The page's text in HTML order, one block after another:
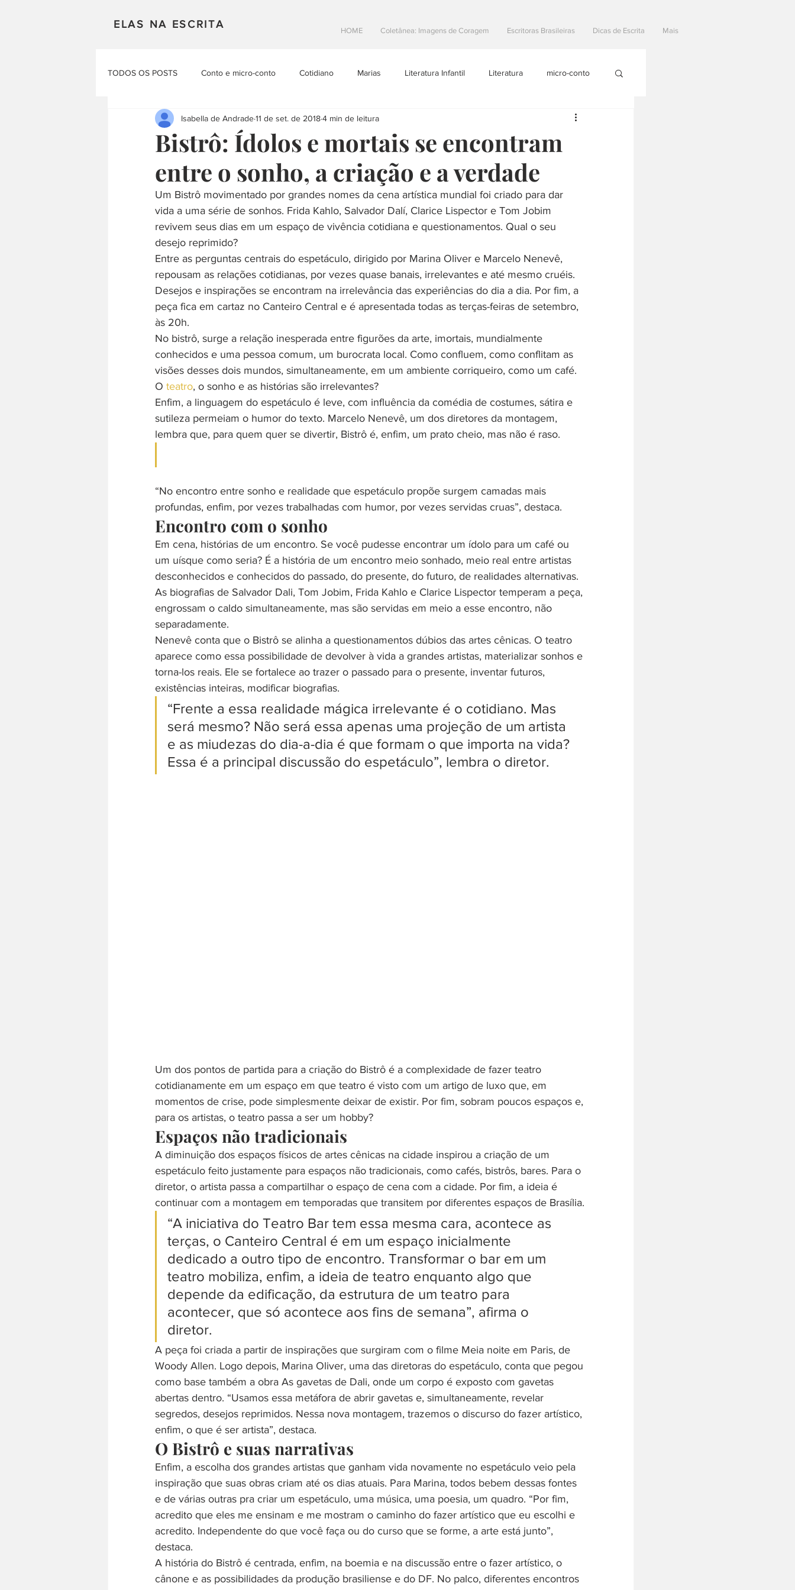
ELAS NA ESCRITA
HOME Coletânea: Imagens de Coragem Escritoras Brasileiras Dicas de Escrita Mais
TODOS OS POSTS Conto e micro-conto Cotidiano Marias Literatura Infantil Literatura micro-conto
Mulheres em Cena Poesia Projetos Literarios Escritoras Brasileiras
Materias Literarias Produçao Autoral Resenhas teatro Na Estrada
Bistrô: Ídolos e mortais se encontram
entre o sonho, a criação e a verdade
Isabella de Andrade11 de set. de 20184 min de leitura
Um Bistrô movimentado por grandes nomes da cena artística mundial foi criado para dar
vida a uma série de sonhos. Frida Kahlo, Salvador Dalí, Clarice Lispector e Tom Jobim
revivem seus dias em um espaço de vivência cotidiana e questionamentos. Qual o seu
desejo reprimido?
Entre as perguntas centrais do espetáculo, dirigido por Marina Oliver e Marcelo Nenevê,
repousam as relações cotidianas, por vezes quase banais, irrelevantes e até mesmo cruéis.
Desejos e inspirações se encontram na irrelevância das experiências do dia a dia. Por fim, a
peça fica em cartaz no Canteiro Central e é apresentada todas as terças-feiras de setembro,
às 20h.
No bistrô, surge a relação inesperada entre figurões da arte, imortais, mundialmente
conhecidos e uma pessoa comum, um burocrata local. Como confluem, como conflitam as
visões desses dois mundos, simultaneamente, em um ambiente corriqueiro, como um café.
O teatro, o sonho e as histórias são irrelevantes?
Enfim, a linguagem do espetáculo é leve, com influência da comédia de costumes, sátira e
sutileza permeiam o humor do texto. Marcelo Nenevê, um dos diretores da montagem,
lembra que, para quem quer se divertir, Bistrô é, enfim, um prato cheio, mas não é raso.
“No encontro entre sonho e realidade que espetáculo propõe surgem camadas mais
profundas, enfim, por vezes trabalhadas com humor, por vezes servidas cruas”, destaca.
Encontro com o sonho
Em cena, histórias de um encontro. Se você pudesse encontrar um ídolo para um café ou
um uísque como seria? É a história de um encontro meio sonhado, meio real entre artistas
desconhecidos e conhecidos do passado, do presente, do futuro, de realidades alternativas.
As biografias de Salvador Dali, Tom Jobim, Frida Kahlo e Clarice Lispector temperam a peça,
engrossam o caldo simultaneamente, mas são servidas em meio a esse encontro, não
separadamente.
Nenevê conta que o Bistrô se alinha a questionamentos dúbios das artes cênicas. O teatro
aparece como essa possibilidade de devolver à vida a grandes artistas, materializar sonhos e
torna-los reais. Ele se fortalece ao trazer o passado para o presente, inventar futuros,
existências inteiras, modificar biografias.
“Frente a essa realidade mágica irrelevante é o cotidiano. Mas
será mesmo? Não será essa apenas uma projeção de um artista
e as miudezas do dia-a-dia é que formam o que importa na vida?
Essa é a principal discussão do espetáculo”, lembra o diretor.
Um dos pontos de partida para a criação do Bistrô é a complexidade de fazer teatro
cotidianamente em um espaço em que teatro é visto com um artigo de luxo que, em
momentos de crise, pode simplesmente deixar de existir. Por fim, sobram poucos espaços e,
para os artistas, o teatro passa a ser um hobby?
Espaços não tradicionais
A diminuição dos espaços físicos de artes cênicas na cidade inspirou a criação de um
espetáculo feito justamente para espaços não tradicionais, como cafés, bistrôs, bares. Para o
diretor, o artista passa a compartilhar o espaço de cena com a cidade. Por fim, a ideia é
continuar com a montagem em temporadas que transitem por diferentes espaços de Brasília.
“A iniciativa do Teatro Bar tem essa mesma cara, acontece as
terças, o Canteiro Central é em um espaço inicialmente
dedicado a outro tipo de encontro. Transformar o bar em um
teatro mobiliza, enfim, a ideia de teatro enquanto algo que
depende da edificação, da estrutura de um teatro para
acontecer, que só acontece aos fins de semana”, afirma o
diretor.
A peça foi criada a partir de inspirações que surgiram com o filme Meia noite em Paris, de
Woody Allen. Logo depois, Marina Oliver, uma das diretoras do espetáculo, conta que pegou
como base também a obra As gavetas de Dali, onde um corpo é exposto com gavetas
abertas dentro. “Usamos essa metáfora de abrir gavetas e, simultaneamente, revelar
segredos, desejos reprimidos. Nessa nova montagem, trazemos o discurso do fazer artístico,
enfim, o que é ser artista”, destaca.
O Bistrô e suas narrativas
Enfim, a escolha dos grandes artistas que ganham vida novamente no espetáculo veio pela
inspiração que suas obras criam até os dias atuais. Para Marina, todos bebem dessas fontes
e de várias outras pra criar um espetáculo, uma música, uma poesia, um quadro. “Por fim,
acredito que eles me ensinam e me mostram o caminho do fazer artístico que eu escolhi e
acredito. Independente do que você faça ou do curso que se forme, a arte está junto”,
destaca.
A história do Bistrô é centrada, enfim, na boemia e na discussão entre o fazer artístico, o
cânone e as possibilidades da produção brasiliense e do DF. No palco, diferentes encontros